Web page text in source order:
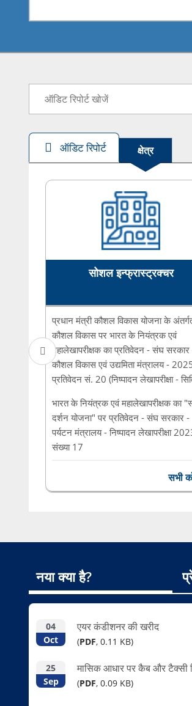
ऑडिट रिपोर्ट क्षेत्र
सोशल इन्फ्रास्ट्रक्चर
प्रधान मंत्री कौशल विकास योजना के
कौशल विकास पर भारत के नियंत्रक एवं
महालेखापरीक्षक का प्रतिवेदन - संघ
कौशल विकास एवं उद्यमिता मंत्रालय -
प्रतिवेदन सं. 20 (निष्पादन लेखापरीक्षा -
भारत के नियंत्रक एवं महालेखापरीक्षक का
दर्शन योजना" पर प्रतिवेदन - संघ सरकार -
पर्यटन मंत्रालय - निष्पादन लेखापरीक्षा
संख्या 17
सभी
नया क्या है?
04
Oct
एयर कंडीशनर की खरीद
(PDF, 0.11 KB)
25
Sep
मासिक आधार पर कैब और टैक्सी
(PDF, 0.09 KB)